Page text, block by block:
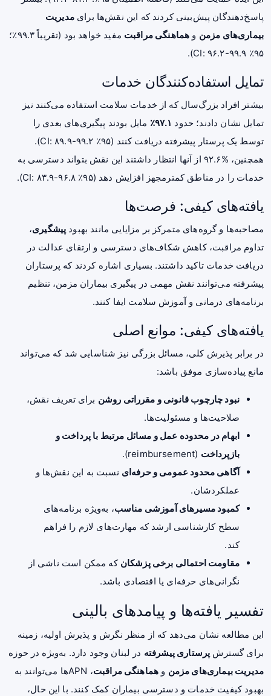
پاسخ‌دهندگان پیش‌بینی کردند که این نقش‌ها برایمدیریت
بیماری‌های مزمن و هماهنگی مراقبت
مفید خواهد بود (تقریباً ۹۹.۳٪؛
۹۵٪ CI: ۹۶.۲-۹۹.۹).
تمایل استفاده‌کنندگان خدمات
بیشتر افراد بزرگ‌سال که از خدمات سلامت استفاده می‌کنند نیز
تمایل نشان دادند؛ حدود ۹۷.۱٪
مایل بودند پیگیری‌های بعدی را
توسط یک پرستار پیشرفته دریافت کنند (۹۵٪ CI: ۸۹.۹-۹۹.۲).
همچنین، %۹۲.۶ از آنها انتظار داشتند این نقش بتواند دسترسی به
خدمات را در مناطق کمترمجهز افزایش دهد (۹۵٪ CI: ۸۳.۹-۹۶.۸).
یافته‌های کیفی: فرصت‌ها
مصاحبه‌ها و گروه‌های متمرکز بر مزایایی مانند بهبود پیشگیری،
تداوم مراقبت، کاهش شکاف‌های دسترسی و ارتقای عدالت در
دریافت خدمات تاکید داشتند. بسیاری اشاره کردند که پرستاران
پیشرفته می‌توانند نقش مهمی در پیگیری بیماران مزمن، تنظیم
برنامه‌های درمانی و آموزش سلامت ایفا کنند.
یافته‌های کیفی: موانع اصلی
در برابر پذیرش کلی، مسائل بزرگی نیز شناسایی شد که می‌تواند
مانع پیاده‌سازی موفق باشد:
نبود چارچوب قانونی و مقرراتی روشن برای تعریف نقش،
صلاحیت‌ها و مسئولیت‌ها.
ابهام در محدوده عمل و مسائل مرتبط با پرداخت و
بازپرداخت (reimbursement).
آگاهی محدود عمومی و حرفه‌ای نسبت به این نقش‌ها و
عملکردشان.
کمبود مسیرهای آموزشی مناسب، به‌ویژه برنامه‌های
سطح کارشناسی ارشد که مهارت‌های لازم را فراهم
کند.
مقاومت احتمالی برخی پزشکان که ممکن است ناشی از
نگرانی‌های حرفه‌ای یا اقتصادی باشد.
تفسیر یافته‌ها و پیامدهای بالینی
این مطالعه نشان می‌دهد که از منظر نگرش و پذیرش اولیه، زمینه
برای گسترش پرستاری پیشرفته در لبنان وجود دارد. به‌ویژه در حوزه
مدیریت بیماری‌های مزمن و هماهنگی مراقبت
، APNها می‌توانند به
بهبود کیفیت خدمات و دسترسی بیماران کمک کنند. با این حال،